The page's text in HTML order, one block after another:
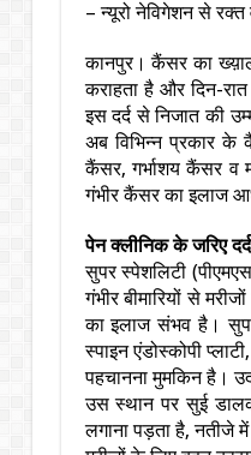
– न्यूरो नेविगेशन से
कानपुर। कैंसर का
कराहता है और दिन-
इस दर्द से निजात की
अब विभिन्न प्रकार
कैंसर, गर्भाशय कैंसर व
गंभीर कैंसर का इलाज
पेन क्लीनिक के जरिए
सुपर स्पेशलिटी
गंभीर बीमारियों से
का इलाज संभव है। सुपर
स्पाइन एंडोस्कोपी
पहचानना मुमकिन है।
उस स्थान पर सुई
लगाना पड़ता है, नतीजे